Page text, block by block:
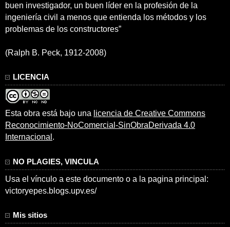
buen investigador, un buen líder en la profesión de la
ingeniería civil a menos que entienda los métodos y los
problemas de los constructores”
(Ralph B. Peck, 1912-2008)
LICENCIA
Esta obra está bajo una licencia de Creative Commons
Reconocimiento-NoComercial-SinObraDerivada 4.0
Internacional .
NO PLAGIES, VINCULA
Usa el vínculo a este documento o a la pagina principal:
victoryepes.blogs.upv.es/
Mis sitios